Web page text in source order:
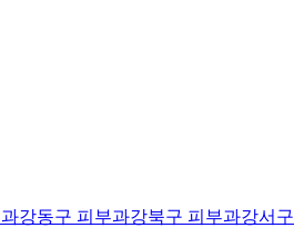
강동구 피부과강북구 피부과강서구